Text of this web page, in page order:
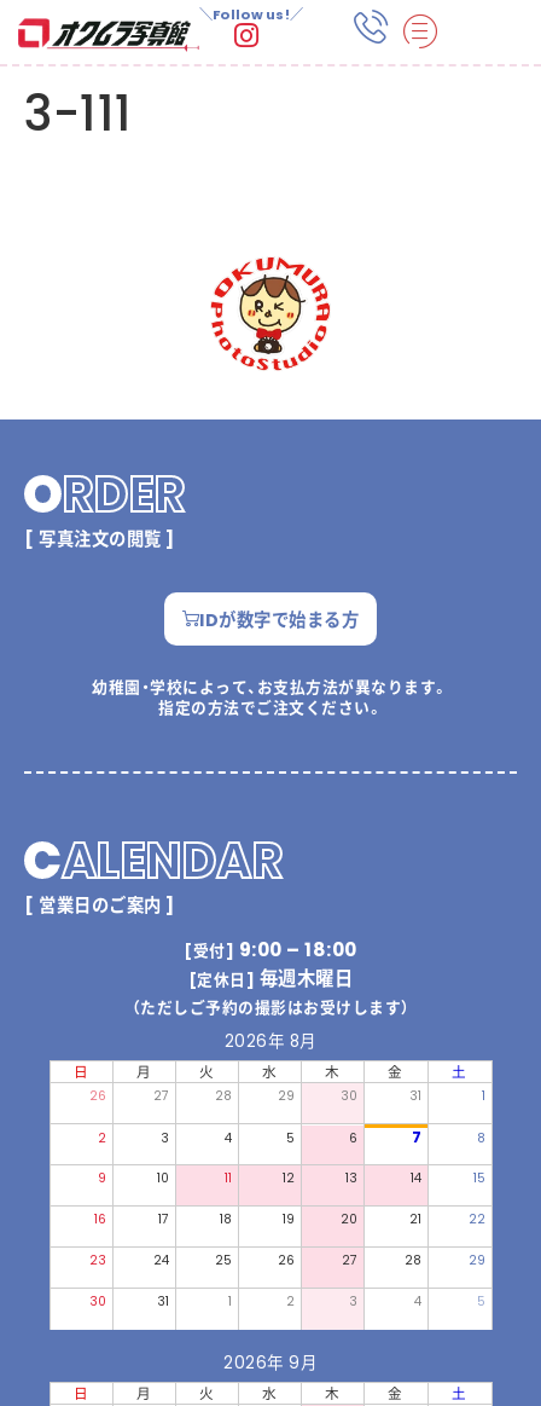
＼Follow us!／
3-111
ORDER
[ 写真注文の閲覧 ]
IDが数字で始まる方
幼稚園・学校によって、お支払方法が異なります。
指定の方法でご注文ください。
CALENDAR
[ 営業日のご案内 ]
[受付] 9:00 – 18:00
[定休日] 毎週木曜日
（ただしご予約の撮影はお受けします）
2026年 8月
日 月 火 水 木 金 土
26 27 28 29 30 31 1
2 3 4 5 6 7 8
9 10 11 12 13 14 15
16 17 18 19 20 21 22
23 24 25 26 27 28 29
30 31 1 2 3 4 5
2026年 9月
日 月 火 水 木 金 土